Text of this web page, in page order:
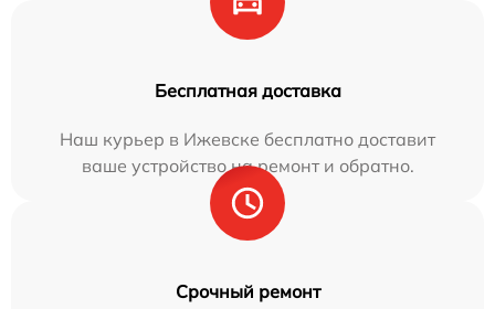
Бесплатная доставка
Наш курьер в Ижевске бесплатно доставит
ваше устройство на ремонт и обратно.
Срочный ремонт